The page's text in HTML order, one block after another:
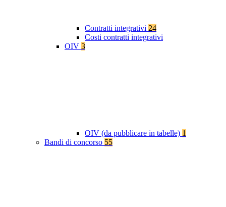
Contratti integrativi 24
Costi contratti integrativi
OIV 3
OIV (da pubblicare in tabelle) 1
Bandi di concorso 55